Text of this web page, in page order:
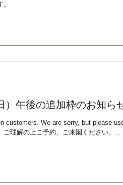
）午後の追加枠のお知ら
customers. We are sorry, but please
理解の上ご予約、ご来園ください。...